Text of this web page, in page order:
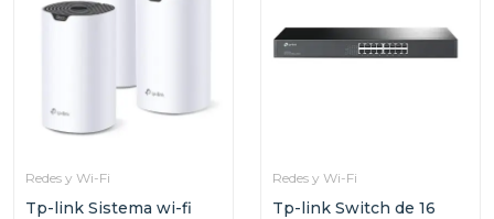
Redes y Wi-Fi
Tp-link Sistema wi-fi
Redes y Wi-Fi
Tp-link Switch de 16